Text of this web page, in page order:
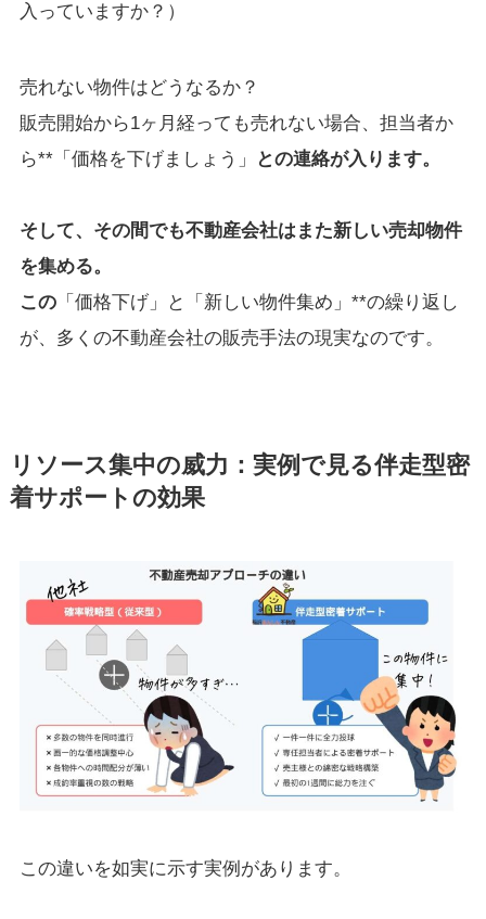
入っていますか？）
売れない物件はどうなるか？
販売開始から1ヶ月経っても売れない場合、担当者か
ら**「価格を下げましょう」
との連絡が入ります。
そして、その間でも不動産会社はまた新しい売却物件
を集める。
この「価格下げ」と「新しい物件集め」**の繰り返し
が、多くの不動産会社の販売手法の現実なのです。
リソース集中の威力：実例で見る伴走型密
着サポートの効果
この違いを如実に示す実例があります。